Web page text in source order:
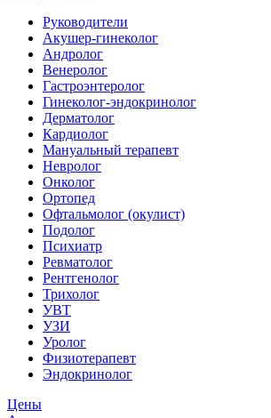
Руководители
Акушер-гинеколог
Андролог
Венеролог
Гастроэнтеролог
Гинеколог-эндокринолог
Дерматолог
Кардиолог
Мануальный терапевт
Невролог
Онколог
Ортопед
Офтальмолог (окулист)
Подолог
Психиатр
Ревматолог
Рентгенолог
Трихолог
УВТ
УЗИ
Уролог
Физиотерапевт
Эндокринолог
Цены